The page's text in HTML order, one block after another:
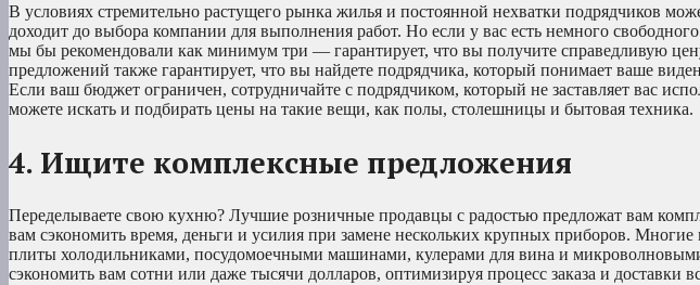
В условиях стремительно растущего рынка жилья и постоянной нехватки подрядчиков
доходит до выбора компании для выполнения работ. Но если у вас есть немного
мы бы рекомендовали как минимум три — гарантирует, что вы получите справедливую
предложений также гарантирует, что вы найдете подрядчика, который понимает ваше
Если ваш бюджет ограничен, сотрудничайте с подрядчиком, который не заставляет вас
можете искать и подбирать цены на такие вещи, как полы, столешницы и бытовая техника.
4. Ищите комплексные предложения
Переделываете свою кухню? Лучшие розничные продавцы с радостью предложат вам
вам сэкономить время, деньги и усилия при замене нескольких крупных приборов.
плиты холодильниками, посудомоечными машинами, кулерами для вина и
сэкономить вам сотни или даже тысячи долларов, оптимизируя процесс заказа и доставки